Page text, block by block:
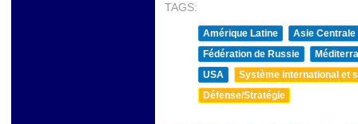
TAGS:
Amérique Latine
Asie Centrale
Fédération de Russie
USA
Système international et
Défense/Stratégie